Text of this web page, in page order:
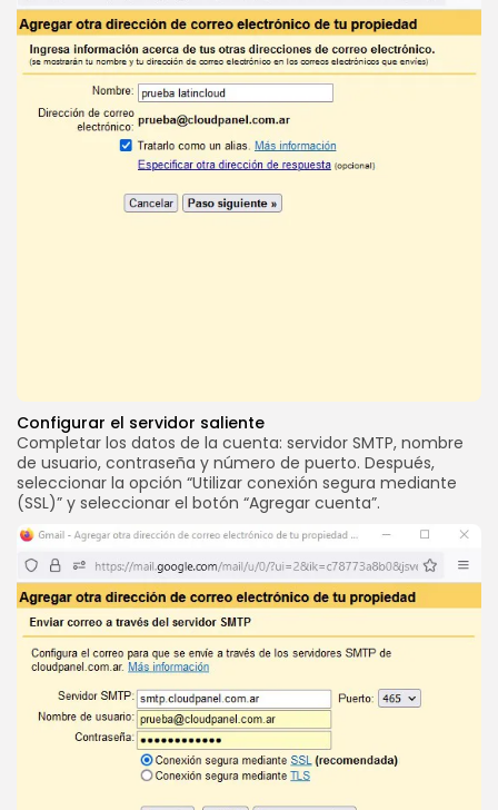
Configurar el servidor saliente
Completar los datos de la cuenta: servidor SMTP, nombre
de usuario, contraseña y número de puerto. Después,
seleccionar la opción “Utilizar conexión segura mediante
(SSL)” y seleccionar el botón “Agregar cuenta”.